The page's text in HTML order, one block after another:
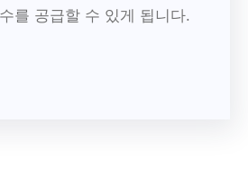
를 공급할 수 있게 됩니다.